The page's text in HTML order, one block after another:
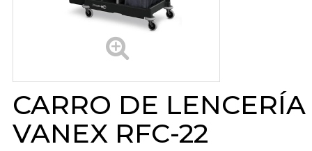
CARRO DE LENCERÍA
VANEX RFC-22